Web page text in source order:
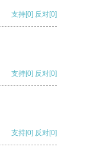
支持[0] 反对[0]
支持[0] 反对[0]
支持[0] 反对[0]